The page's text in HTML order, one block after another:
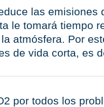
las emisiones
le tomará tiempo
atmósfera. Por
de vida corta, es
por todos los